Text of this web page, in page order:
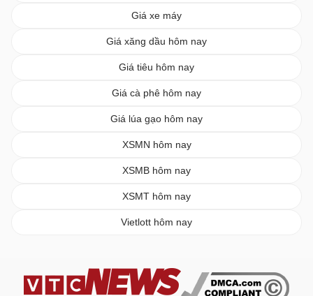
Giá xe máy
Giá xăng dầu hôm nay
Giá tiêu hôm nay
Giá cà phê hôm nay
Giá lúa gạo hôm nay
XSMN hôm nay
XSMB hôm nay
XSMT hôm nay
Vietlott hôm nay